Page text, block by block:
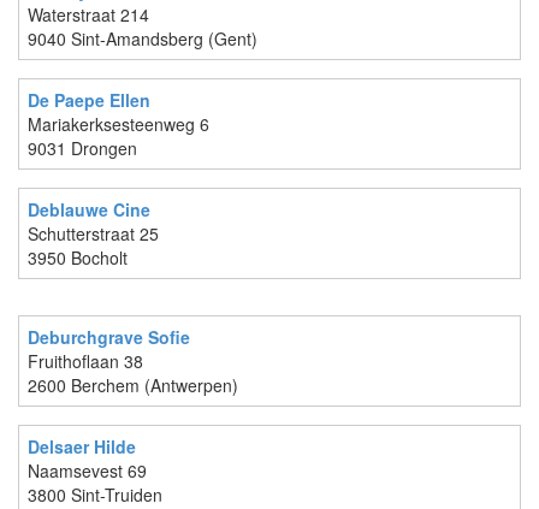
Waterstraat 214
9040 Sint-Amandsberg (Gent)
De Paepe Ellen
Mariakerksesteenweg 6
9031 Drongen
Deblauwe Cine
Schutterstraat 25
3950 Bocholt
Deburchgrave Sofie
Fruithoflaan 38
2600 Berchem (Antwerpen)
Delsaer Hilde
Naamsevest 69
3800 Sint-Truiden